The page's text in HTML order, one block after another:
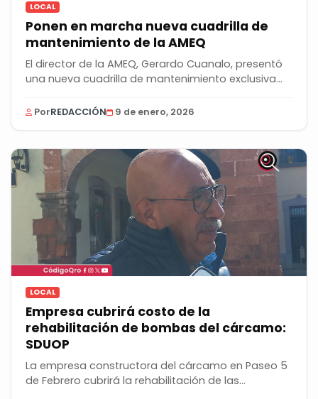
LOCAL
Ponen en marcha nueva cuadrilla de
mantenimiento de la AMEQ
El director de la AMEQ, Gerardo Cuanalo, presentó
una nueva cuadrilla de mantenimiento exclusiva...
PorREDACCIÓN 9 de enero, 2026
LOCAL
Empresa cubrirá costo de la
rehabilitación de bombas del cárcamo:
SDUOP
La empresa constructora del cárcamo en Paseo 5
de Febrero cubrirá la rehabilitación de las